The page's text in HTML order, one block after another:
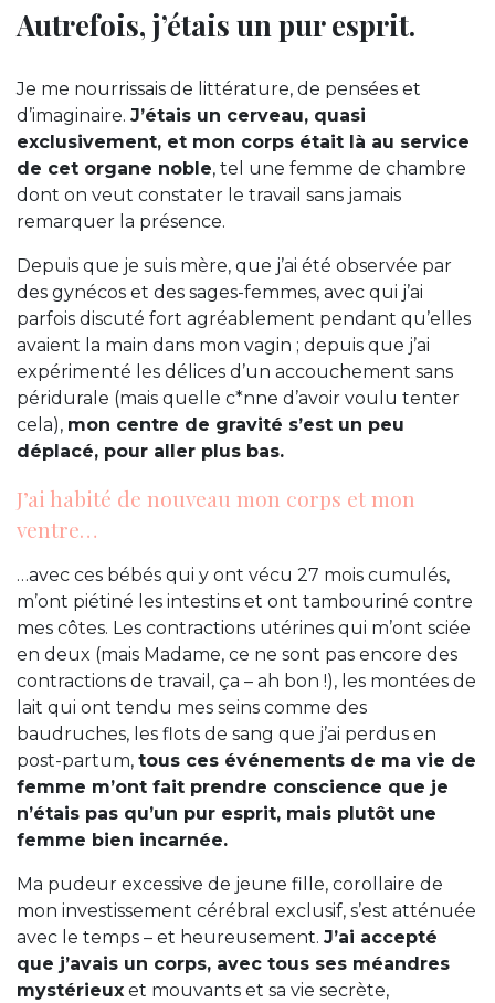
Autrefois, j’étais un pur esprit.
Je me nourrissais de littérature, de pensées et
d’imaginaire. J’étais un cerveau, quasi
exclusivement, et mon corps était là au service
de cet organe noble, tel une femme de chambre
dont on veut constater le travail sans jamais
remarquer la présence.
Depuis que je suis mère, que j’ai été observée par
des gynécos et des sages-femmes, avec qui j’ai
parfois discuté fort agréablement pendant qu’elles
avaient la main dans mon vagin ; depuis que j’ai
expérimenté les délices d’un accouchement sans
péridurale (mais quelle c*nne d’avoir voulu tenter
cela), mon centre de gravité s’est un peu
déplacé, pour aller plus bas.
J’ai habité de nouveau mon corps et mon
ventre…
…avec ces bébés qui y ont vécu 27 mois cumulés,
m’ont piétiné les intestins et ont tambouriné contre
mes côtes. Les contractions utérines qui m’ont sciée
en deux (mais Madame, ce ne sont pas encore des
contractions de travail, ça – ah bon !), les montées de
lait qui ont tendu mes seins comme des
baudruches, les flots de sang que j’ai perdus en
post-partum, tous ces événements de ma vie de
femme m’ont fait prendre conscience que je
n’étais pas qu’un pur esprit, mais plutôt une
femme bien incarnée.
Ma pudeur excessive de jeune fille, corollaire de
mon investissement cérébral exclusif, s’est atténuée
avec le temps – et heureusement. J’ai accepté
que j’avais un corps, avec tous ses méandres
mystérieux et mouvants et sa vie secrète,